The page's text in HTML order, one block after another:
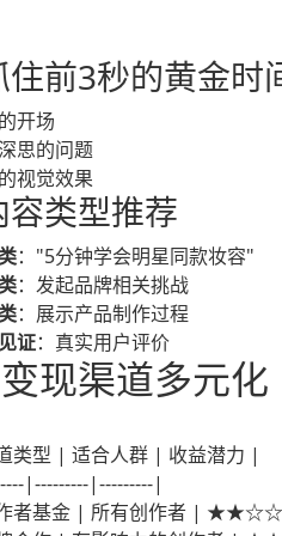
住前3秒的黄金时
开场
思的问题
视觉效果
容类型推荐
："5分钟学会明星同款妆容"
：发起品牌相关挑战
：展示产品制作过程
证：真实用户评价
现渠道多元化
类型 | 适合人群 | 收益潜力 |
|---------|---------|
者基金 | 所有创作者 |